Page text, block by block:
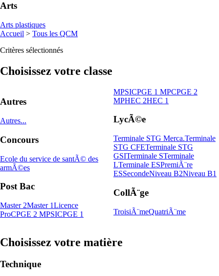
Arts
Arts plastiques
Accueil > Tous les QCM
Critères sélectionnés
Choisissez votre classe
Autres
Autres...
Concours
Ecole du service de santÃ© des
armÃ©es
Post Bac
Master 2Master 1Licence
ProCPGE 2 MPSICPGE 1
MPSICPGE 1 MPCPGE 2
MPHEC 2HEC 1
LycÃ©e
Terminale STG Merca.Terminale
STG CFETerminale STG
GSITerminale STerminale
LTerminale ESPremiÃ¨re
ESSecondeNiveau B2Niveau B1
CollÃ¨ge
TroisiÃ¨meQuatriÃ¨me
Choisissez votre matière
Technique